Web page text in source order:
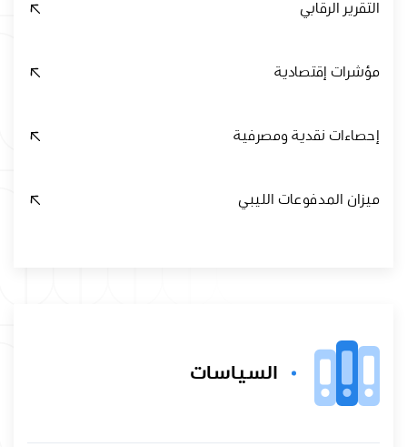
التقرير الرقابي
مؤشرات إقتصادية
إحصاءات نقدية ومصرفية
ميزان المدفوعات الليبي
السياسات